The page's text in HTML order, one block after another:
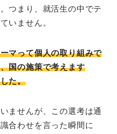
つまり、就活生の中でテ
いません。
マって個人の取り組みで
国の施策で考えます
た。
ませんが、この選考は通
合わせを言った瞬間に